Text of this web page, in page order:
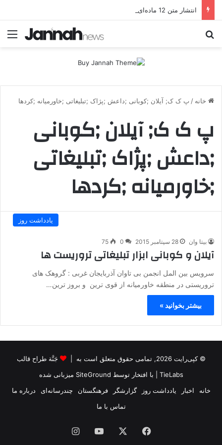
انتشار متن 12 ماده‌ای توافق نهایی بین ترکیه و پ.ک.ک
خانه / پ ک ک; آیلان ;کوبانی ;داعش ;پژاک ;تبلیغاتی ;خاورمیانه ;کردها
پ ک ک; آیلان ;کوبانی
;داعش ;پژاک ;تبلیغاتی
;خاورمیانه ;کردها
یادداشت روز
بیتا وان 28 سپتامبر 2015 0
75
آیلان و کوبانی ابزار تبلیغاتی تروریست ها
سرویس بین المل انجمن بی تاوان آذربایجان غربی : گروهک های
تروریستی در منطقه خاورمیانه از قوی ترین و بروز ترین…
بیشتر بخوانید »
© کپی‌رایت 2026, تمامی حقوق متعلق است به |
جَنَّة طراح قالب
TieLabs | با افتخار توسط SiteGround میزبانی شده
خانه
اخبار یادداشت روز گزارشگر فرهنگستان چندرسانه‌ای
درباره ما
تماس با ما
فیس یوتیوب